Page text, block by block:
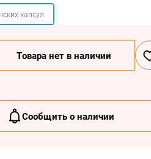
капсул
Товара нет в наличии
Сообщить о наличии